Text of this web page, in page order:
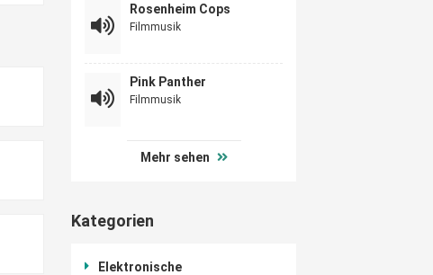
Rosenheim Cops
Filmmusik
Pink Panther
Filmmusik
Mehr sehen
Kategorien
Elektronische